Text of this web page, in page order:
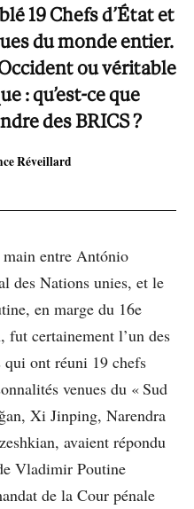
19 Chefs d’État et
du monde entier.
ou véritable
: qu’est-ce que
des BRICS ?
Réveillard
entre António
des Nations unies, et le
en marge du 16e
fut certainement l’un des
qui ont réuni 19 chefs
venues du « Sud
Xi Jinping, Narendra
avaient répondu
Vladimir Poutine
de la Cour pénale